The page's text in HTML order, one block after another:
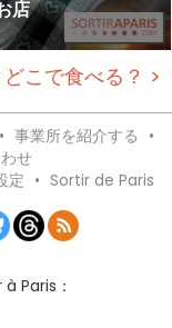
店
こで食べる？ >
• 事業所を紹介する •
せ
定 • Sortir de Paris
Paris：